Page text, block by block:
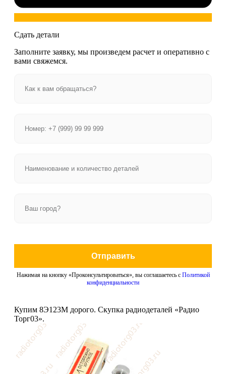
Сдать детали
Заполните заявку, мы произведем расчет и оперативно с
вами свяжемся.
Отправить
Нажимая на кнопку «Проконсультироваться», вы соглашаетесь с Политикой
конфиденциальности
Купим 8Э123М дорого. Скупка радиодеталей «Радио
Торг03».